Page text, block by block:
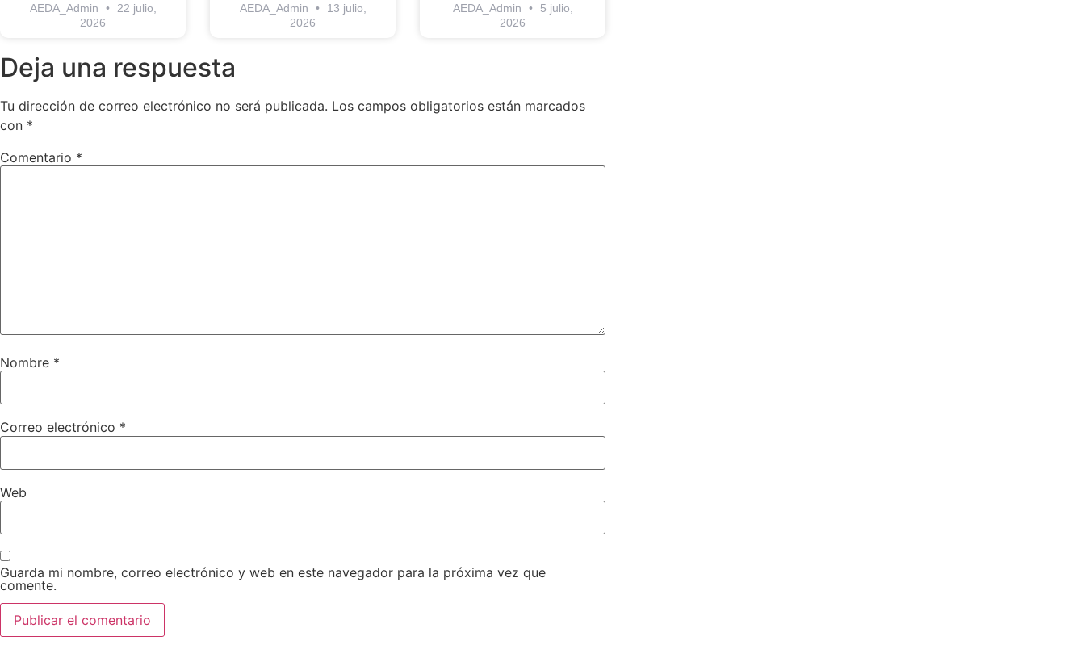
AEDA_Admin
22 julio,
2026
AEDA_Admin
13 julio,
2026
AEDA_Admin
5 julio,
2026
Deja una respuesta
Tu dirección de correo electrónico no será publicada. Los campos obligatorios están marcados
con *
Comentario *
Nombre *
Correo electrónico *
Web
Guarda mi nombre, correo electrónico y web en este navegador para la próxima vez que
comente.